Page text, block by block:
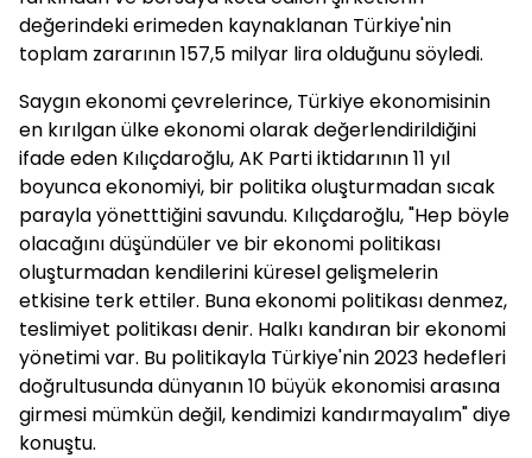
değerindeki erimeden kaynaklanan Türkiye'nin
toplam zararının 157,5 milyar lira olduğunu söyledi.
Saygın ekonomi çevrelerince, Türkiye ekonomisinin
en kırılgan ülke ekonomi olarak değerlendirildiğini
ifade eden Kılıçdaroğlu, AK Parti iktidarının 11 yıl
boyunca ekonomiyi, bir politika oluşturmadan sıcak
parayla yönetttiğini savundu. Kılıçdaroğlu, "Hep böyle
olacağını düşündüler ve bir ekonomi politikası
oluşturmadan kendilerini küresel gelişmelerin
etkisine terk ettiler. Buna ekonomi politikası denmez,
teslimiyet politikası denir. Halkı kandıran bir ekonomi
yönetimi var. Bu politikayla Türkiye'nin 2023 hedefleri
doğrultusunda dünyanın 10 büyük ekonomisi arasına
girmesi mümkün değil, kendimizi kandırmayalım" diye
konuştu.